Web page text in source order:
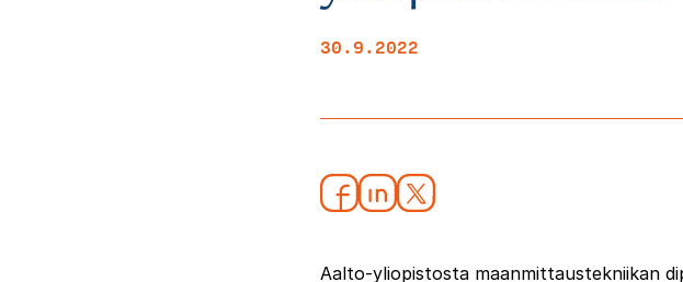
30.9.2022
Aalto-yliopistosta maanmittaustekniikan